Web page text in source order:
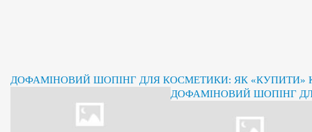
ДОФАМІНОВИЙ ШОПІНГ ДЛЯ КОСМЕТИКИ: ЯК «КУПИТИ»
ДОФАМІНОВИЙ ШОПІНГ